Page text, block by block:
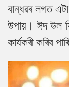
বান্ধৱৰ লগত
উপায়। ঈদ উল
কাৰ্যকৰী কৰিব